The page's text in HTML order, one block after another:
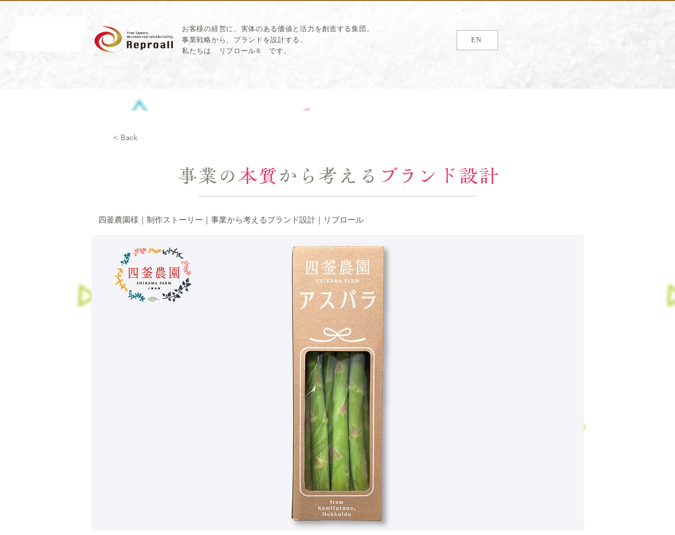
お客様の経営に、実体のある価値と活力を創造する集団。
​事業戦略から、ブランドを設計する。
私たちは
リプロール® です。
EN 繁体
< Back
事業の 本質 から考える ブランド設計
四釜農園様｜制作ストーリー｜事業から考えるブランド設計｜リプロール